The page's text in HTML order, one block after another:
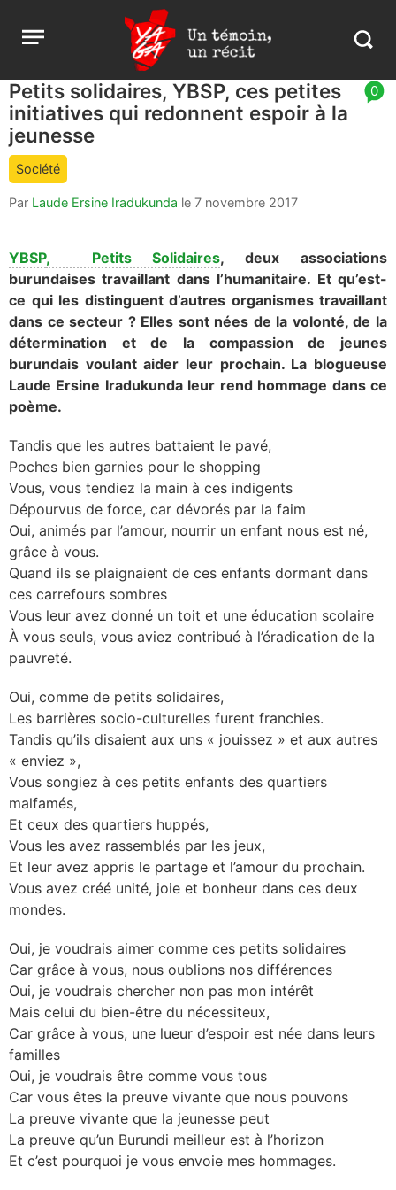
Open
menu
Yaga
Burundi
Search
article
comment
count
is:
0
Petits solidaires, YBSP, ces petites
initiatives qui redonnent espoir à la
jeunesse
Société
Par Laude Ersine Iradukunda le 7 novembre 2017
YBSP, Petits Solidaires, deux associations
burundaises travaillant dans l’humanitaire. Et qu’est-
ce qui les distinguent d’autres organismes travaillant
dans ce secteur ? Elles sont nées de la volonté, de la
détermination et de la compassion de jeunes
burundais voulant aider leur prochain. La blogueuse
Laude Ersine Iradukunda leur rend hommage dans ce
poème.
Tandis que les autres battaient le pavé,
Poches bien garnies pour le shopping
Vous, vous tendiez la main à ces indigents
Dépourvus de force, car dévorés par la faim
Oui, animés par l’amour, nourrir un enfant nous est né,
grâce à vous.
Quand ils se plaignaient de ces enfants dormant dans
ces carrefours sombres
Vous leur avez donné un toit et une éducation scolaire
À vous seuls, vous aviez contribué à l’éradication de la
pauvreté.
Oui, comme de petits solidaires,
Les barrières socio-culturelles furent franchies.
Tandis qu’ils disaient aux uns « jouissez » et aux autres
« enviez »,
Vous songiez à ces petits enfants des quartiers
malfamés,
Et ceux des quartiers huppés,
Vous les avez rassemblés par les jeux,
Et leur avez appris le partage et l’amour du prochain.
Vous avez créé unité, joie et bonheur dans ces deux
mondes.
Oui, je voudrais aimer comme ces petits solidaires
Car grâce à vous, nous oublions nos différences
Oui, je voudrais chercher non pas mon intérêt
Mais celui du bien-être du nécessiteux,
Car grâce à vous, une lueur d’espoir est née dans leurs
familles
Oui, je voudrais être comme vous tous
Car vous êtes la preuve vivante que nous pouvons
La preuve vivante que la jeunesse peut
La preuve qu’un Burundi meilleur est à l’horizon
Et c’est pourquoi je vous envoie mes hommages.